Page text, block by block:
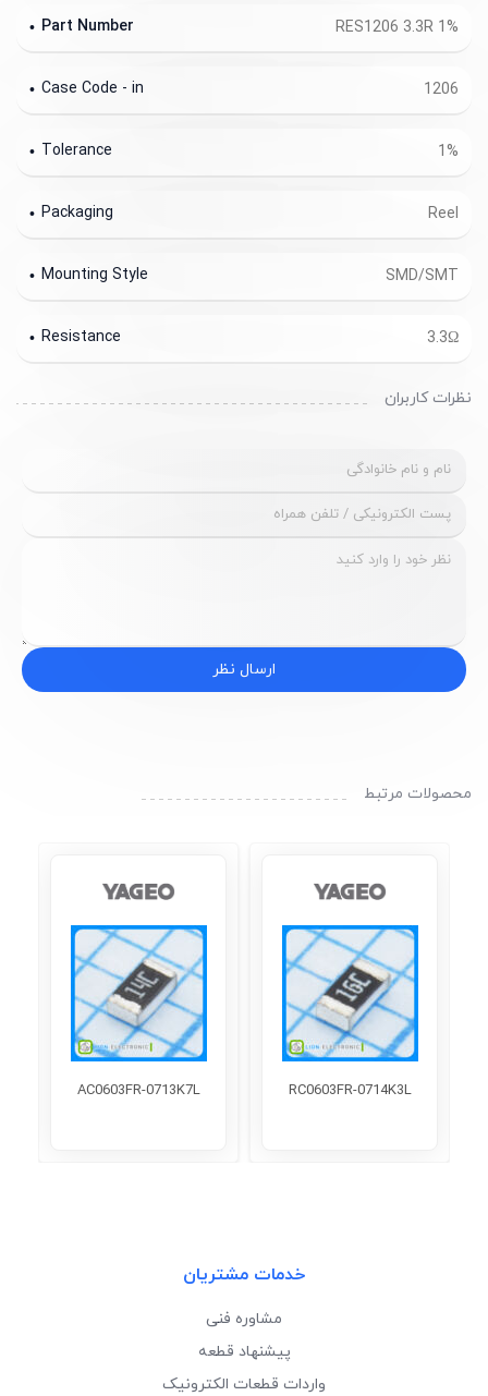
RES1206 3.3R 1%
Part Number
1206
Case Code - in
1%
Tolerance
Reel
Packaging
SMD/SMT
Mounting Style
3.3Ω
Resistance
نظرات کاربران
ارسال نظر
محصولات مرتبط
RC0603FR-0714K3L
AC0603FR-0713K7L
خدمات مشتریان
مشاوره فنی
پیشنهاد قطعه
واردات قطعات الکترونیک